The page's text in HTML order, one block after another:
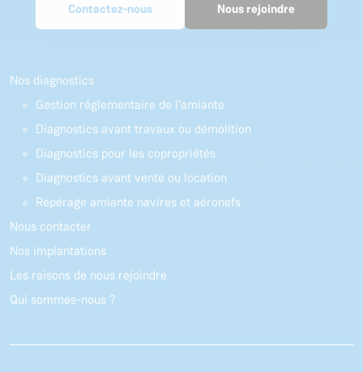
Contactez-nous Nous rejoindre
Nos diagnostics
Gestion réglementaire de l’amiante
Diagnostics avant travaux ou démolition
Diagnostics pour les copropriétés
Diagnostics avant vente ou location
Repérage amiante navires et aéronefs
Nous contacter
Nos implantations
Les raisons de nous rejoindre
Qui sommes-nous ?